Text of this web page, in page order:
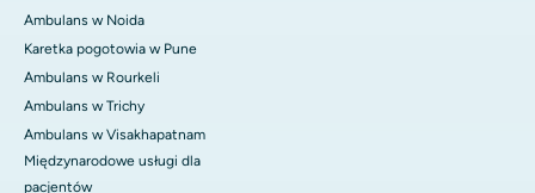
Ambulans w Noida
Karetka pogotowia w Pune
Ambulans w Rourkeli
Ambulans w Trichy
Ambulans w Visakhapatnam
Międzynarodowe usługi dla
pacjentów